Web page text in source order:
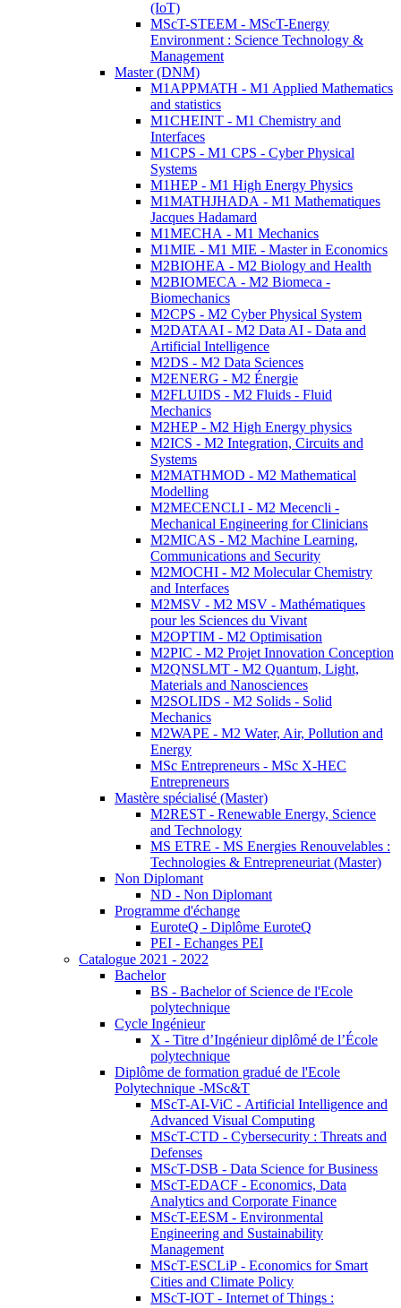
(IoT)
MScT-STEEM - MScT-Energy
Environment : Science Technology &
Management
Master (DNM)
M1APPMATH - M1 Applied Mathematics
and statistics
M1CHEINT - M1 Chemistry and
Interfaces
M1CPS - M1 CPS - Cyber Physical
Systems
M1HEP - M1 High Energy Physics
M1MATHJHADA - M1 Mathematiques
Jacques Hadamard
M1MECHA - M1 Mechanics
M1MIE - M1 MIE - Master in Economics
M2BIOHEA - M2 Biology and Health
M2BIOMECA - M2 Biomeca -
Biomechanics
M2CPS - M2 Cyber Physical System
M2DATAAI - M2 Data AI - Data and
Artificial Intelligence
M2DS - M2 Data Sciences
M2ENERG - M2 Énergie
M2FLUIDS - M2 Fluids - Fluid
Mechanics
M2HEP - M2 High Energy physics
M2ICS - M2 Integration, Circuits and
Systems
M2MATHMOD - M2 Mathematical
Modelling
M2MECENCLI - M2 Mecencli -
Mechanical Engineering for Clinicians
M2MICAS - M2 Machine Learning,
Communications and Security
M2MOCHI - M2 Molecular Chemistry
and Interfaces
M2MSV - M2 MSV - Mathématiques
pour les Sciences du Vivant
M2OPTIM - M2 Optimisation
M2PIC - M2 Projet Innovation Conception
M2QNSLMT - M2 Quantum, Light,
Materials and Nanosciences
M2SOLIDS - M2 Solids - Solid
Mechanics
M2WAPE - M2 Water, Air, Pollution and
Energy
MSc Entrepreneurs - MSc X-HEC
Entrepreneurs
Mastère spécialisé (Master)
M2REST - Renewable Energy, Science
and Technology
MS ETRE - MS Energies Renouvelables :
Technologies & Entrepreneuriat (Master)
Non Diplomant
ND - Non Diplomant
Programme d'échange
EuroteQ - Diplôme EuroteQ
PEI - Echanges PEI
Catalogue 2021 - 2022
Bachelor
BS - Bachelor of Science de l'Ecole
polytechnique
Cycle Ingénieur
X - Titre d’Ingénieur diplômé de l’École
polytechnique
Diplôme de formation gradué de l'Ecole
Polytechnique -MSc&T
MScT-AI-ViC - Artificial Intelligence and
Advanced Visual Computing
MScT-CTD - Cybersecurity : Threats and
Defenses
MScT-DSB - Data Science for Business
MScT-EDACF - Economics, Data
Analytics and Corporate Finance
MScT-EESM - Environmental
Engineering and Sustainability
Management
MScT-ESCLiP - Economics for Smart
Cities and Climate Policy
MScT-IOT - Internet of Things :